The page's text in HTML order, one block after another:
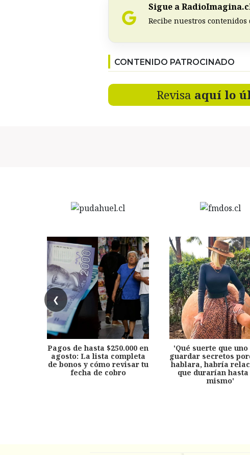
Sigue a
Recibe nuestros
CONTENIDO PATROCINADO
Revisa aquí lo
❮
Pagos de hasta $250.000 en
agosto: La lista completa
de bonos y cómo revisar tu
fecha de cobro
'Qué suerte que uno
guardar secretos
hablara, habría
que durarían hasta
mismo'